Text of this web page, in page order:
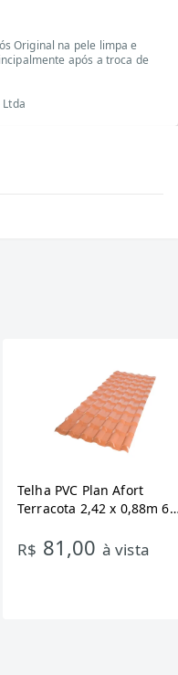
Original na pele limpa e
após a troca de
Telha PVC Plan Afort
Terracota 2,42 x 0,88m 6
R$ 81,00 à vista